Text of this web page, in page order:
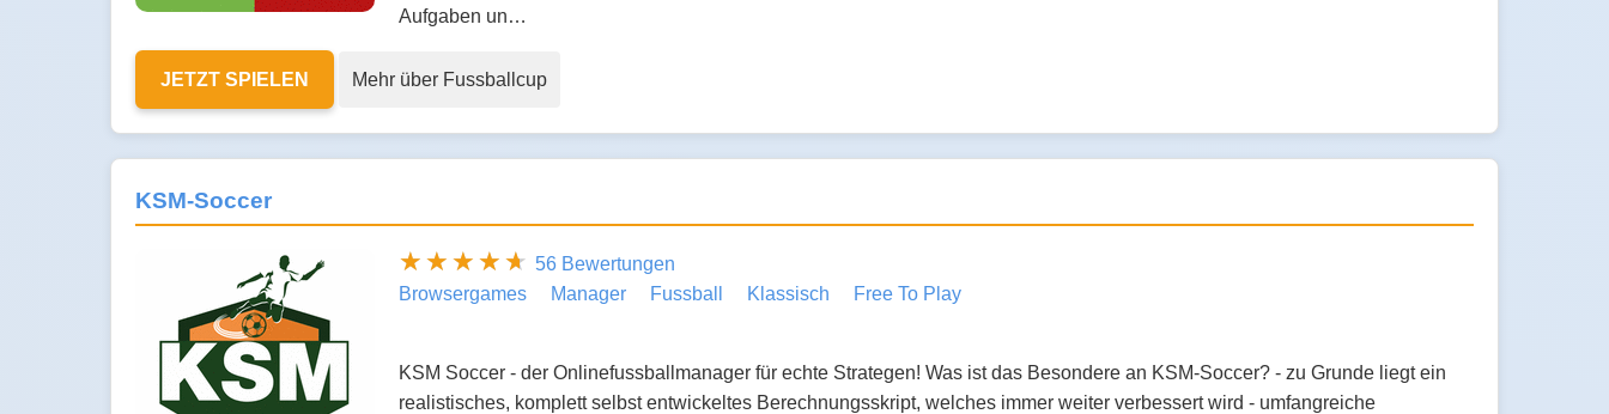
Aufgaben un…
JETZT SPIELEN Mehr über Fussballcup
KSM-Soccer
56 Bewertungen
Browsergames
Manager Fussball Klassisch Free To Play
KSM Soccer - der Onlinefussballmanager für echte Strategen! Was ist das Besondere an KSM-Soccer? - zu Grunde liegt ein
realistisches, komplett selbst entwickeltes Berechnungsskript, welches immer weiter verbessert wird - umfangreiche